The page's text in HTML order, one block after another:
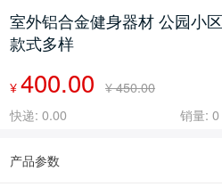
室外铝合金健身器材 公园小
款式多样
¥400.00
¥ 450.00
快递: 0.00
销量: 0
产品参数